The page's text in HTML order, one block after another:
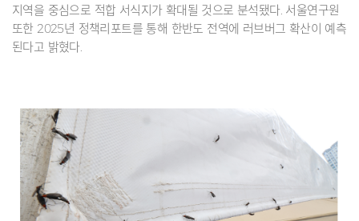
지역을 중심으로 적합 서식지가 확대될 것으로 분석됐다. 서울연구원
또한 2025년 정책리포트를 통해 한반도 전역에 러브버그 확산이 예측
된다고 밝혔다.